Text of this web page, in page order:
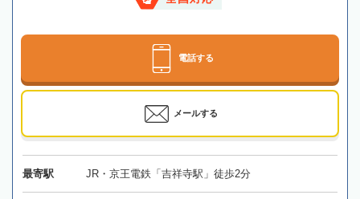
電話する
メールする
最寄駅 JR・京王電鉄「吉祥寺駅」徒歩2分